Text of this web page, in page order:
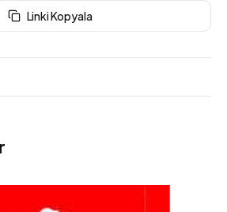
Linki Kopyala